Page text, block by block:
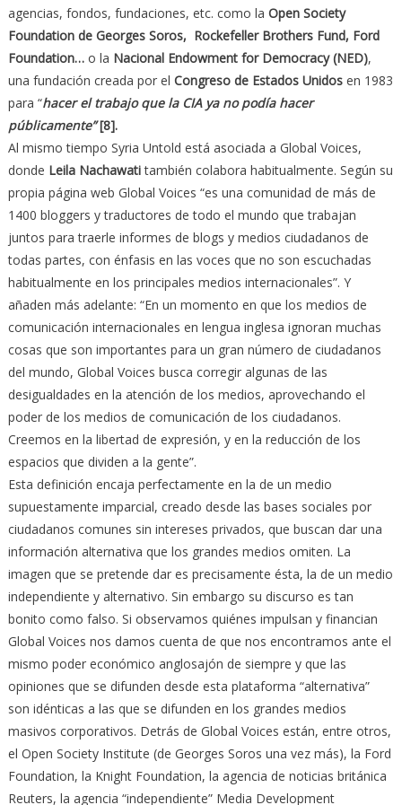
agencias, fondos, fundaciones, etc. como la Open Society
Foundation de Georges Soros, Rockefeller Brothers Fund, Ford
Foundation…o la Nacional Endowment for Democracy (NED),
una fundación creada por el Congreso de Estados Unidosen 1983
para “hacer el trabajo que la CIA ya no podía hacer
públicamente” [8].
Al mismo tiempo Syria Untold está asociada a Global Voices,
donde Leila Nachawatitambién colabora habitualmente. Según su
propia página web Global Voices “es una comunidad de más de
1400 bloggers y traductores de todo el mundo que trabajan
juntos para traerle informes de blogs y medios ciudadanos de
todas partes, con énfasis en las voces que no son escuchadas
habitualmente en los principales medios internacionales”. Y
añaden más adelante: “En un momento en que los medios de
comunicación internacionales en lengua inglesa ignoran muchas
cosas que son importantes para un gran número de ciudadanos
del mundo, Global Voices busca corregir algunas de las
desigualdades en la atención de los medios, aprovechando el
poder de los medios de comunicación de los ciudadanos.
Creemos en la libertad de expresión, y en la reducción de los
espacios que dividen a la gente”.
Esta definición encaja perfectamente en la de un medio
supuestamente imparcial, creado desde las bases sociales por
ciudadanos comunes sin intereses privados, que buscan dar una
información alternativa que los grandes medios omiten. La
imagen que se pretende dar es precisamente ésta, la de un medio
independiente y alternativo. Sin embargo su discurso es tan
bonito como falso. Si observamos quiénes impulsan y financian
Global Voices nos damos cuenta de que nos encontramos ante el
mismo poder económico anglosajón de siempre y que las
opiniones que se difunden desde esta plataforma “alternativa”
son idénticas a las que se difunden en los grandes medios
masivos corporativos. Detrás de Global Voices están, entre otros,
el Open Society Institute (de Georges Soros una vez más), la Ford
Foundation, la Knight Foundation, la agencia de noticias británica
Reuters, la agencia “independiente” Media Development